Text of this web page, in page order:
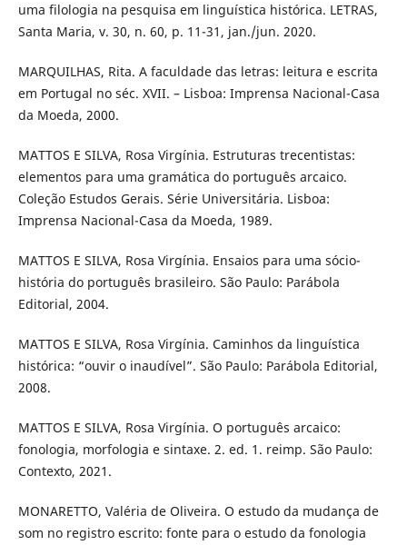
uma filologia na pesquisa em linguística histórica. LETRAS,
Santa Maria, v. 30, n. 60, p. 11-31, jan./jun. 2020.
MARQUILHAS, Rita. A faculdade das letras: leitura e escrita
em Portugal no séc. XVII. – Lisboa: Imprensa Nacional-Casa
da Moeda, 2000.
MATTOS E SILVA, Rosa Virgínia. Estruturas trecentistas:
elementos para uma gramática do português arcaico.
Coleção Estudos Gerais. Série Universitária. Lisboa:
Imprensa Nacional-Casa da Moeda, 1989.
MATTOS E SILVA, Rosa Virgínia. Ensaios para uma sócio-
história do português brasileiro. São Paulo: Parábola
Editorial, 2004.
MATTOS E SILVA, Rosa Virgínia. Caminhos da linguística
histórica: “ouvir o inaudível”. São Paulo: Parábola Editorial,
2008.
MATTOS E SILVA, Rosa Virgínia. O português arcaico:
fonologia, morfologia e sintaxe. 2. ed. 1. reimp. São Paulo:
Contexto, 2021.
MONARETTO, Valéria de Oliveira. O estudo da mudança de
som no registro escrito: fonte para o estudo da fonologia